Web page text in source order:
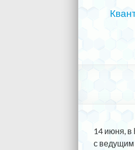
14 июня,
с